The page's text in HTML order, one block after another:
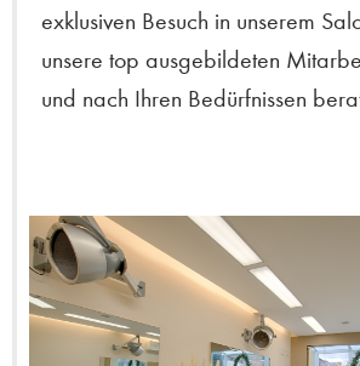
exklusiven Besuch in unserem
unsere top ausgebildeten
und nach Ihren Bedürfnissen